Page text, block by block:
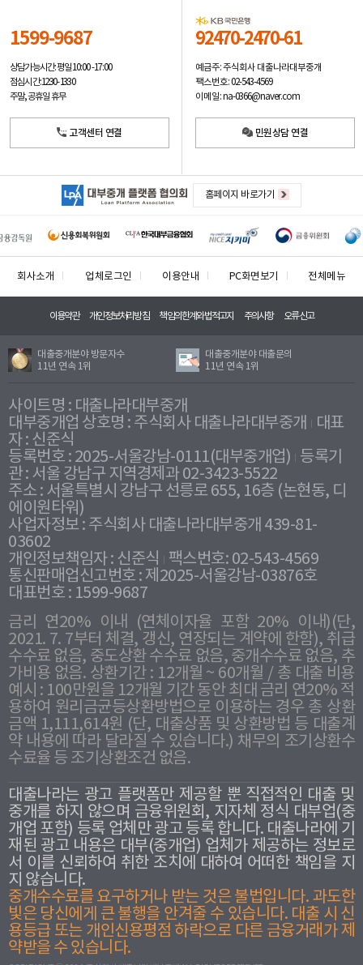
1599-9687
상담가능시간: 평일10:00 -17:00
점심시간: 12:30 - 13:30
주말, 공휴일 휴무
고객센터 연결
92470-2470-61
예금주: 주식회사 대출나라대부중개
팩스번호: 02-543-4569
이메일: na-0366@naver.com
민원상담 연결
홈페이지 바로가기
회사소개 업체로그인 이용안내 PC화면보기 전체메뉴
이용약관 개인정보처리방침 책임의한계와법적고지 주의사항 오류신고
대출중개분야 방문자수
11년 연속 1위
대출중개분야 대출문의
11년 연속 1위
사이트명 : 대출나라대부중개
대부중개업 상호명 : 주식회사 대출나라대부중개
대표
자 : 신준식
등록번호 : 2025-서울강남-0111(대부중개업) 등록기
관 : 서울 강남구 지역경제과 02-3423-5522
주소 : 서울특별시 강남구 선릉로 655, 16층 (논현동, 디
에이원타워)
사업자정보 : 주식회사 대출나라대부중개 439-81-
03602
개인정보책임자 : 신준식
팩스번호: 02-543-4569
통신판매업신고번호 : 제2025-서울강남-03876호
대표번호 : 1599-9687
금리 연20% 이내 (연체이자율 포함 20% 이내)(단,
2021. 7. 7부터 체결, 갱신, 연장되는 계약에 한함), 취급
수수료 없음, 중도상환 수수료 없음, 중개수수료 없음, 추
가비용 없음. 상환기간 : 12개월 ~ 60개월 / 총 대출 비용
예시 : 100만원을 12개월 기간 동안 최대 금리 연20% 적
용하여 원리금균등상환방법으로 이용하는 경우 총 상환
금액 1,111,614원 (단, 대출상품 및 상환방법 등 대출계
약 내용에 따라 달라질 수 있습니다.) 채무의 조기상환수
수료율 등 조기상환조건 없음.
대출나라는 광고 플랫폼만 제공할 뿐 직접적인 대출 및
중개를 하지 않으며 금융위원회, 지자체 정식 대부업(중
개업 포함) 등록 업체만 광고 등록 합니다. 대출나라에 기
재된 광고 내용은 대부(중개업) 업체가 제공하는 정보로
서 이를 신뢰하여 취한 조치에 대하여 어떠한 책임을 지
지 않습니다.
중개수수료를 요구하거나 받는 것은 불법입니다. 과도한
빛은 당신에게 큰 불행을 안겨줄 수 있습니다. 대출 시 신
용등급 또는 개인신용평점 하락으로 다른 금융거래가 제
약받을 수 있습니다.